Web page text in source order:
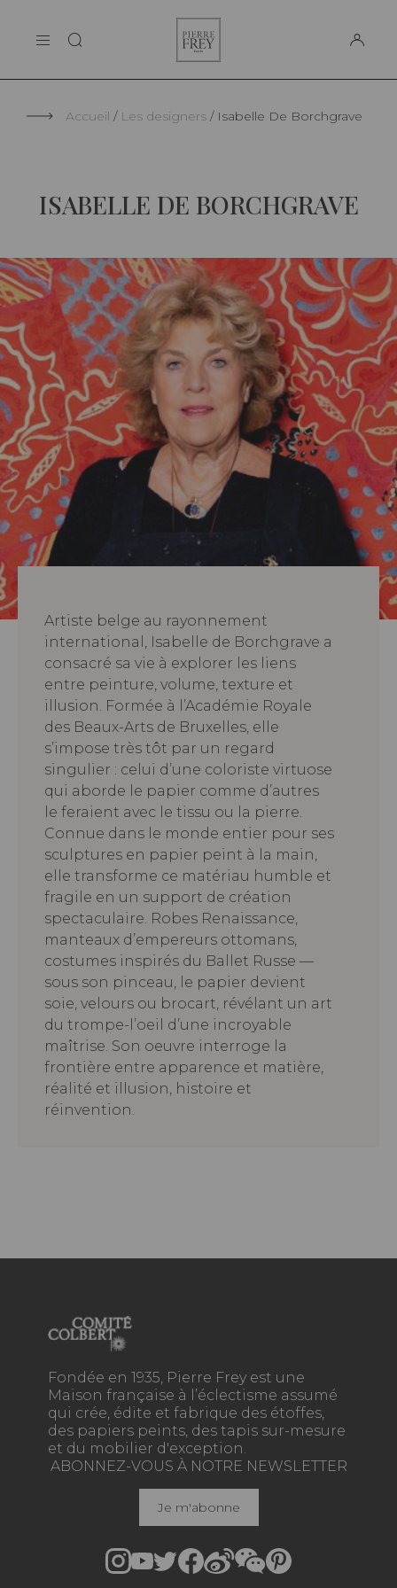
LA MAISON
Frey
Accueil Les designers Isabelle De Borchgrave
ISABELLE DE BORCHGRAVE
Artiste belge au rayonnement
international, Isabelle de Borchgrave a
consacré sa vie à explorer les liens
entre peinture, volume, texture et
illusion. Formée à l’Académie Royale
des Beaux-Arts de Bruxelles, elle
s’impose très tôt par un regard
singulier : celui d’une coloriste virtuose
qui aborde le papier comme d’autres
le feraient avec le tissu ou la pierre.
Connue dans le monde entier pour ses
sculptures en papier peint à la main,
elle transforme ce matériau humble et
fragile en un support de création
spectaculaire. Robes Renaissance,
manteaux d’empereurs ottomans,
costumes inspirés du Ballet Russe —
sous son pinceau, le papier devient
soie, velours ou brocart, révélant un art
du trompe-l’oeil d’une incroyable
maîtrise. Son oeuvre interroge la
frontière entre apparence et matière,
réalité et illusion, histoire et
réinvention.
Fondée en 1935, Pierre Frey est une
Maison française à l’éclectisme assumé
qui crée, édite et fabrique des étoffes,
des papiers peints, des tapis sur-mesure
et du mobilier d'exception.
ABONNEZ-VOUS À NOTRE NEWSLETTER
Je m'abonne